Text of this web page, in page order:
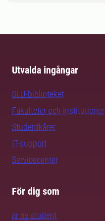
Utvalda ingångar
SLU-biblioteket
Fakulteter och institutioner
Studentkårer
IT-support
Servicecenter
För dig som
är ny student